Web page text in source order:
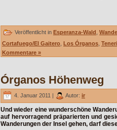
Veröffentlicht in Esperanza-Wald
Cortafuego/El Gaitero
Los Órganos
Kommentare »
Órganos Höhenweg
4. Januar 2011 | Autor: ir
Und wieder eine wunderschöne
auf hervorragend präparierten und
Wanderungen der Insel gehen, darf